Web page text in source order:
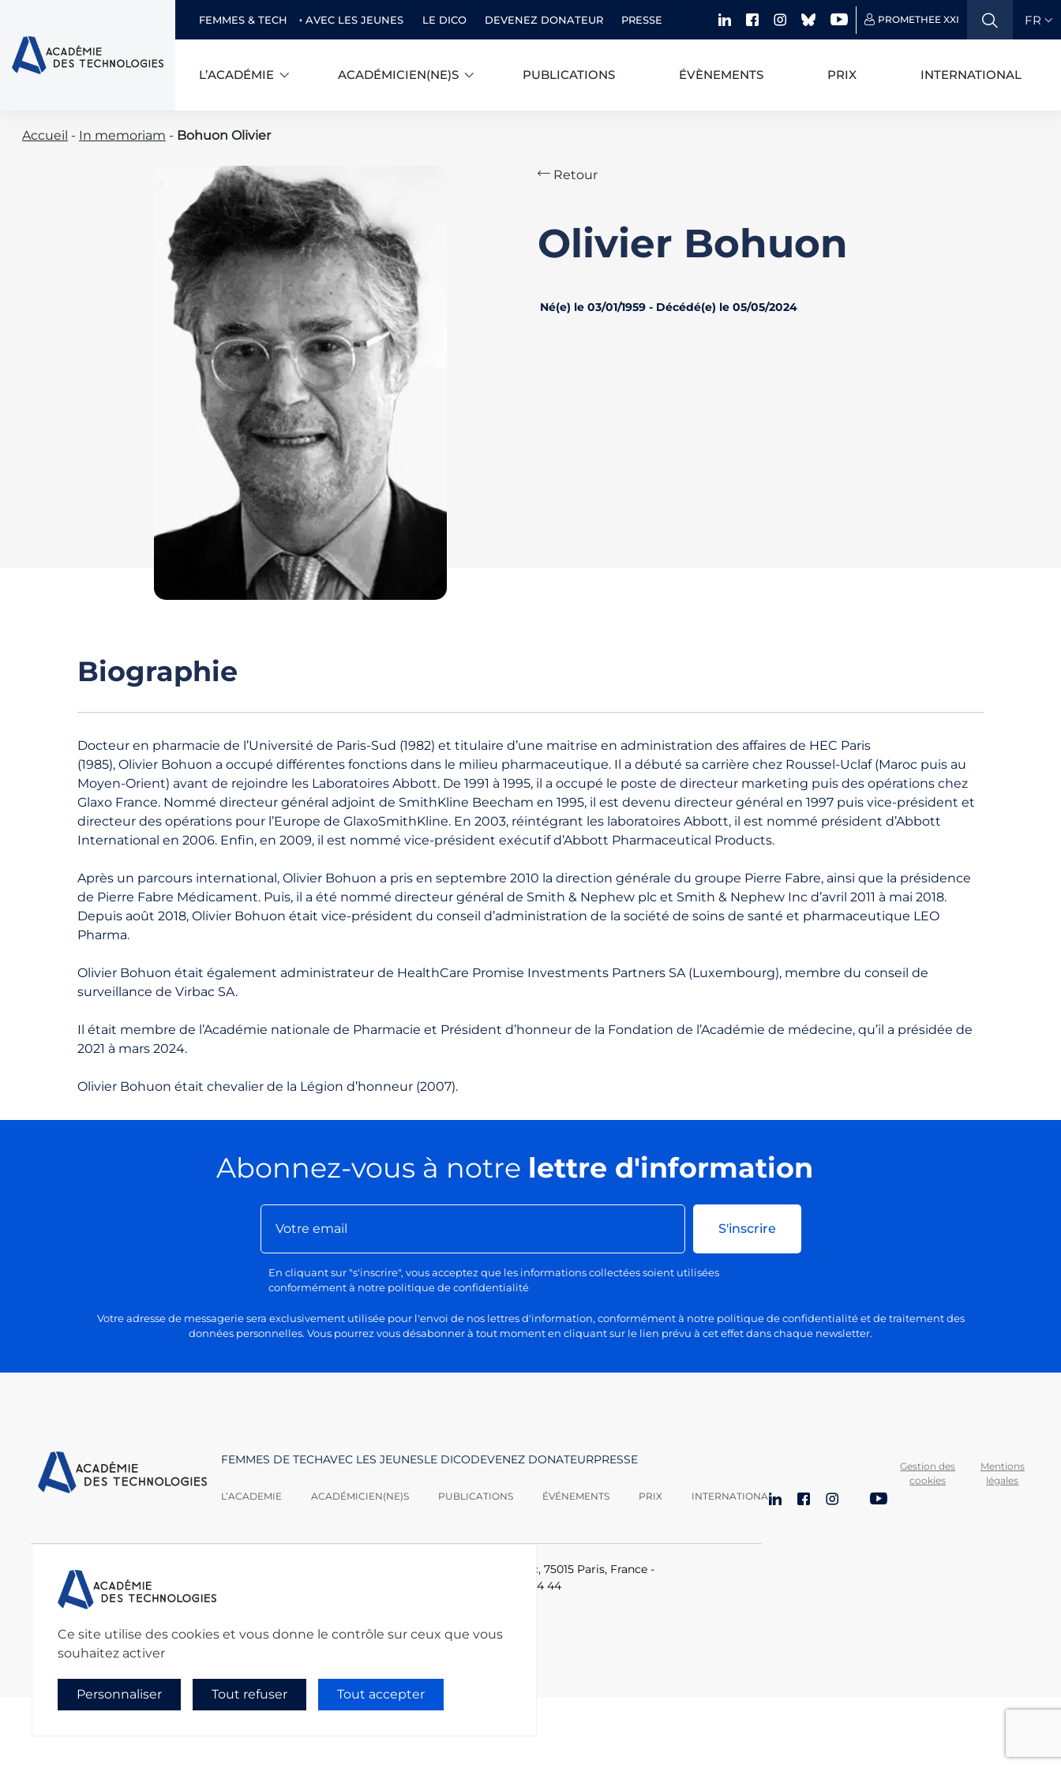
Ce site utilise des cookies et vous donne le contrôle sur ceux que vous
souhaitez activer
Tout accepter
Tout refuser
Personnaliser
FEMMES & TECH AVEC LES JEUNES LE DICO DEVENEZ DONATEUR PRESSE PROMETHEE XXI FR
L’ACADÉMIE ACADÉMICIEN(NE)S PUBLICATIONS ÉVÈNEMENTS PRIX INTERNATIONAL
Accueil - In memoriam - Bohuon Olivier
Retour
Olivier Bohuon
Né(e) le 03/01/1959 - Décédé(e) le 05/05/2024
Biographie
Docteur en pharmacie de l’Université de Paris-Sud (1982) et titulaire d’une maitrise en administration des affaires de HEC Paris
(1985), Olivier Bohuon a occupé différentes fonctions dans le milieu pharmaceutique. Il a débuté sa carrière chez Roussel-Uclaf (Maroc puis au
Moyen-Orient) avant de rejoindre les Laboratoires Abbott. De 1991 à 1995, il a occupé le poste de directeur marketing puis des opérations chez
Glaxo France. Nommé directeur général adjoint de SmithKline Beecham en 1995, il est devenu directeur général en 1997 puis vice-président et
directeur des opérations pour l’Europe de GlaxoSmithKline. En 2003, réintégrant les laboratoires Abbott, il est nommé président d’Abbott
International en 2006. Enfin, en 2009, il est nommé vice-président exécutif d’Abbott Pharmaceutical Products.
Après un parcours international, Olivier Bohuon a pris en septembre 2010 la direction générale du groupe Pierre Fabre, ainsi que la présidence
de Pierre Fabre Médicament. Puis, il a été nommé directeur général de Smith & Nephew plc et Smith & Nephew Inc d’avril 2011 à mai 2018.
Depuis août 2018, Olivier Bohuon était vice-président du conseil d’administration de la société de soins de santé et pharmaceutique LEO
Pharma.
Olivier Bohuon était également administrateur de HealthCare Promise Investments Partners SA (Luxembourg), membre du conseil de
surveillance de Virbac SA.
Il était membre de l’Académie nationale de Pharmacie et Président d’honneur de la Fondation de l’Académie de médecine, qu’il a présidée de
2021 à mars 2024.
Olivier Bohuon était chevalier de la Légion d’honneur (2007).
Abonnez-vous à notre lettre d'information
S'inscrire
En cliquant sur "s'inscrire", vous acceptez que les informations collectées soient utilisées
conformément à notre politique de confidentialité
Votre adresse de messagerie sera exclusivement utilisée pour l'envoi de nos lettres d'information, conformément à notre politique de confidentialité et de traitement des
données personnelles. Vous pourrez vous désabonner à tout moment en cliquant sur le lien prévu à cet effet dans chaque newsletter.
FEMMES DE TECHAVEC LES JEUNESLE DICODEVENEZ DONATEURPRESSE
L’ACADEMIE ACADÉMICIEN(NE)S PUBLICATIONS ÉVÉNEMENTS PRIX INTERNATIONAL
Le Ponant, 19 rue Leblanc, 75015 Paris, France -
+33 (0)1 53 85 44 44
LinkedInFacebook
Instagram
BlueskyYouTube
Gestion des
cookies
Mentions
légales